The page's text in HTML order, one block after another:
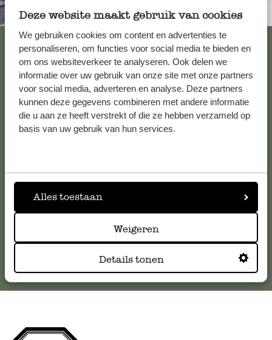
Deze website maakt gebruik van cookies
We gebruiken cookies om content en advertenties te
personaliseren, om functies voor social media te bieden en
om ons websiteverkeer te analyseren. Ook delen we
informatie over uw gebruik van onze site met onze partners
voor social media, adverteren en analyse. Deze partners
kunnen deze gegevens combineren met andere informatie
die u aan ze heeft verstrekt of die ze hebben verzameld op
basis van uw gebruik van hun services.
Alles toestaan
Weigeren
Details tonen
Immer in der Nähe
Alle 62 Geschäfte anzeigen
Kundenservice/Hilfe
Falls Sie Fragen haben oder Tipps und Hilfe brauchen, wenden